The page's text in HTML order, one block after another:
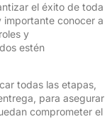
el éxito de toda
importante conocer a
y
estén
todas las etapas,
para asegurar
comprometer el